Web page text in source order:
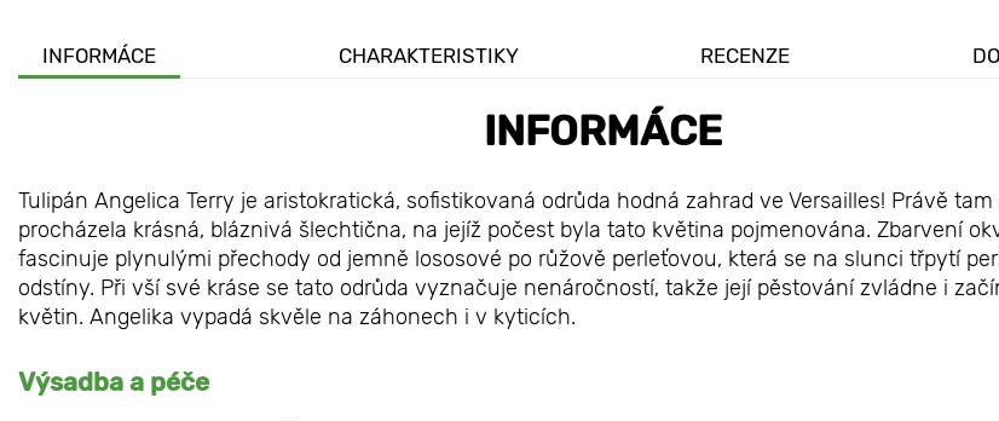
INFORMÁCE CHARAKTERISTIKY RECENZE
INFORMÁCE
Tulipán Angelica Terry je aristokratická, sofistikovaná odrůda hodná zahrad ve Versailles! Právě tam
procházela krásná, bláznivá šlechtična, na jejíž počest byla tato květina pojmenována. Zbarvení
fascinuje plynulými přechody od jemně lososové po růžově perleťovou, která se na slunci třpytí
odstíny. Při vší své kráse se tato odrůda vyznačuje nenáročností, takže její pěstování zvládne i
květin. Angelika vypadá skvěle na záhonech i v kyticích.
Výsadba a péče